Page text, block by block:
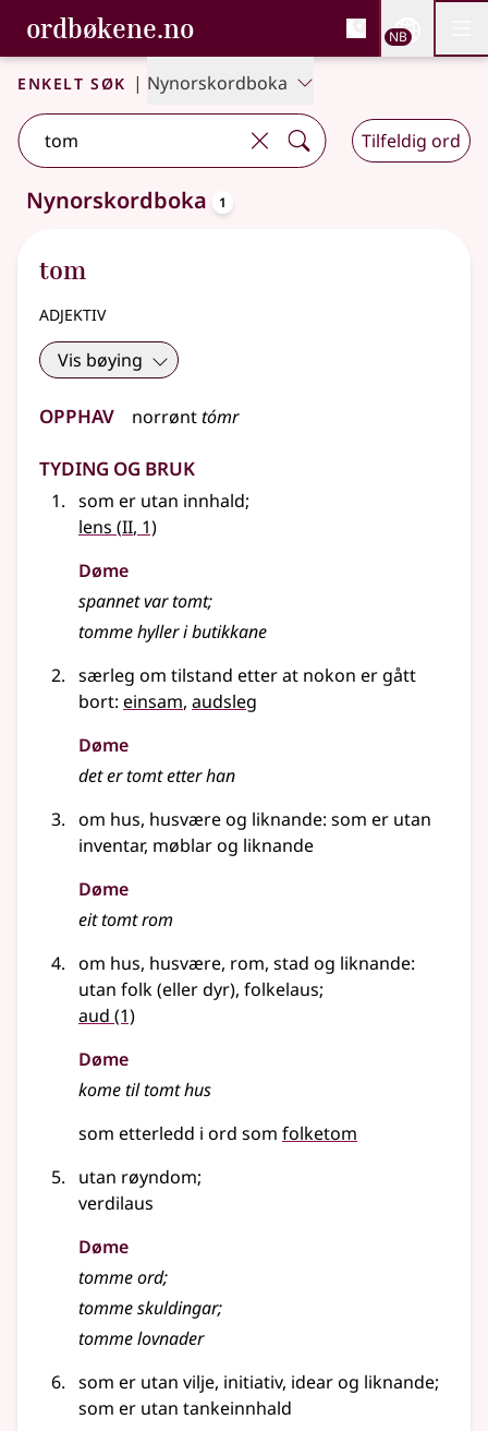
Gå til hovedinnhold
Tilgjengelighet
ordbøkene.no, Bokmålsordboka og
Bokmålsordboka og Nynorskordboka
NB
Enkelt søk | Nynorskordboka
Tilfeldig ord
Ett treff.Ytterligere søkeforslag tilgjengelige
Nynorskordboka 1
tom
adjektiv
Vis bøying
Opphav norrønttómr
Tyding og bruk
som er utan innhald;
lens (2
II, 1)
Døme
spannet var tomt;
tomme hyller i butikkane
særleg om tilstand etter at nokon er gått
bort: einsam, audsleg
Døme
det er tomt etter han
om hus, husværeog liknande: som er utan
inventar, møblarog liknande
Døme
eit tomt rom
om hus, husvære, rom, stad og liknande:
utan folk (ellerdyr), folkelaus;
aud (1)
Døme
kome til tomt hus
som etterledd i ord som folketom
utan røyndom;
verdilaus
Døme
tomme ord;
tomme skuldingar;
tomme lovnader
som er utan vilje, initiativ, idearog liknande;
som er utan tankeinnhald